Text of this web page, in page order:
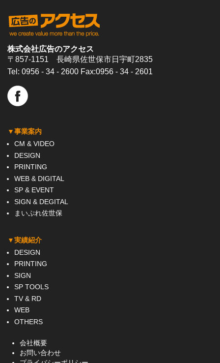
株式会社広告のアクセス
〒857-1151 長崎県佐世保市日宇町2835
Tel: 0956 - 34 - 2600 Fax:0956 - 34 - 2601
▼事業案内
CM & VIDEO
DESIGN
PRINTING
WEB & DIGITAL
SP & EVENT
SIGN & DEGITAL
まいぷれ佐世保
▼実績紹介
DESIGN
PRINTING
SIGN
SP TOOLS
TV & RD
WEB
OTHERS
会社概要
お問い合わせ